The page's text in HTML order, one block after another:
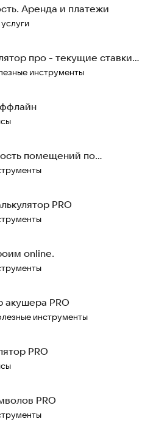
Аренда и платежи
про - текущие ставки
инструменты
помещений по
PRO
online.
акушера PRO
инструменты
PRO
PRO